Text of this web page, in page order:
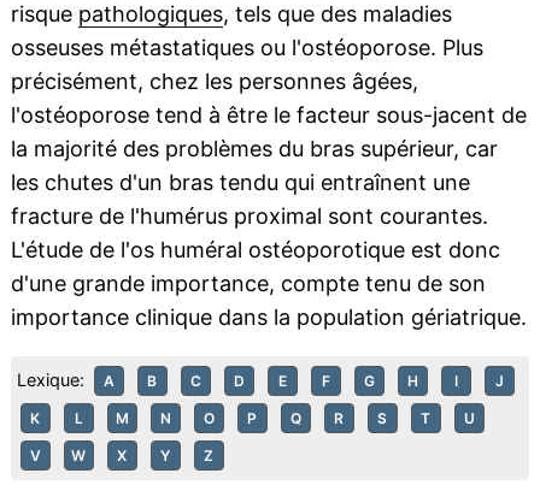
risque pathologiques, tels que des maladies
osseuses métastatiques ou l'ostéoporose. Plus
précisément, chez les personnes âgées,
l'ostéoporose tend à être le facteur sous-jacent de
la majorité des problèmes du bras supérieur, car
les chutes d'un bras tendu qui entraînent une
fracture de l'humérus proximal sont courantes.
L'étude de l'os huméral ostéoporotique est donc
d'une grande importance, compte tenu de son
importance clinique dans la population gériatrique.
Lexique: A B C D E F G H I J
K L M N O P Q R S T U
V W X Y Z